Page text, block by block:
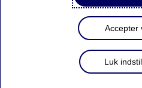
I februar 2017 besluttede
udvide Politikken for
bare at dække selskaber, der
udvikle og producere
som er involveret i
Accepter
Luk